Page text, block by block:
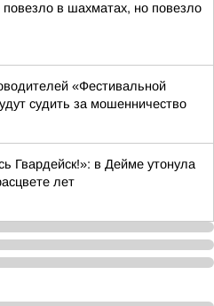
повезло в шахматах, но повезло
«Фестивальной
судить за мошенничество
Гвардейск!»: в Дейме утонула
лет